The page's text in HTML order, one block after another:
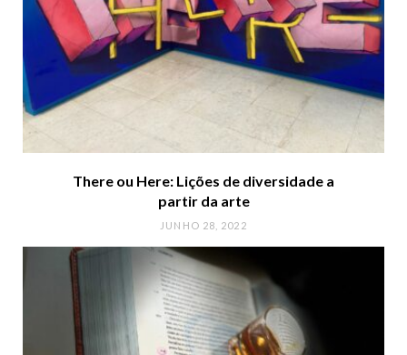
There ou Here: Lições de diversidade a
partir da arte
JUNHO 28, 2022